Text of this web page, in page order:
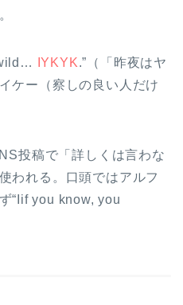
IYKYK.”（「昨夜はヤ
ケー（察しの良い人だけ
投稿で「詳しくは言わな
われる。口頭ではアルフ
“Iif you know, you